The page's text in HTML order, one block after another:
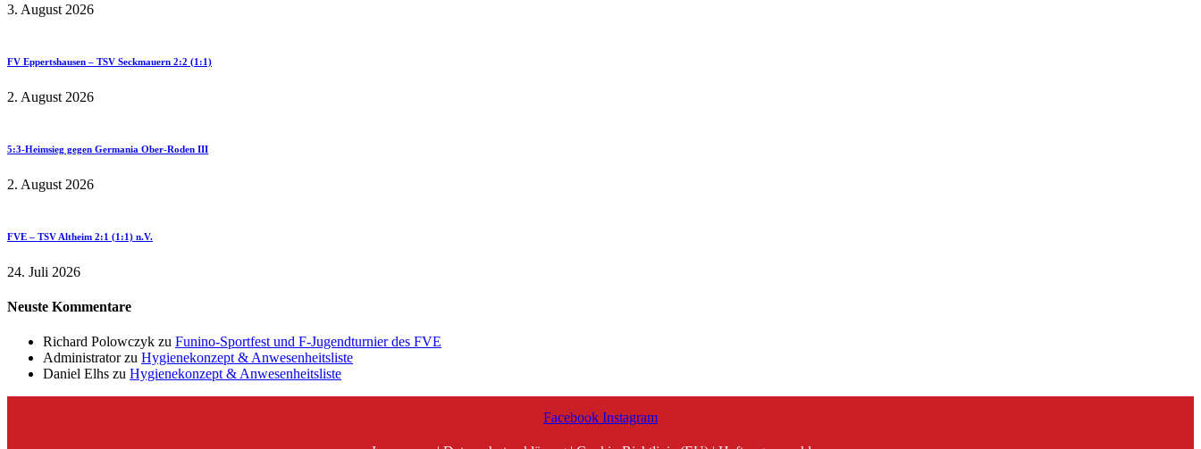
3. August 2026
FV Eppertshausen – TSV Seckmauern 2:2 (1:1)
2. August 2026
5:3-Heimsieg gegen Germania Ober-Roden III
2. August 2026
FVE – TSV Altheim 2:1 (1:1) n.V.
24. Juli 2026
Neuste Kommentare
Richard Polowczyk zu Funino-Sportfest und F-Jugendturnier des FVE
Administratorzu Hygienekonzept & Anwesenheitsliste
Daniel Elhs zu Hygienekonzept & Anwesenheitsliste
Facebook Instagram